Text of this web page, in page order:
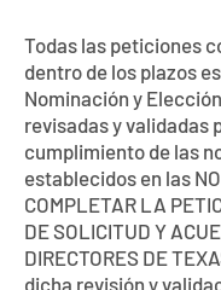
Todas las peticiones
dentro de los plazos
Nominación y
revisadas y validadas
cumplimiento de las
establecidos en las
COMPLETAR LA
DE SOLICITUD Y
DIRECTORES DE